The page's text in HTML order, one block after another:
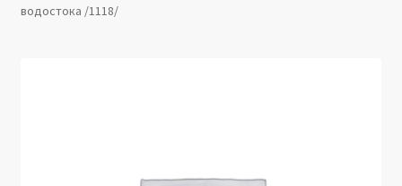
Витрина
водостока /1118/